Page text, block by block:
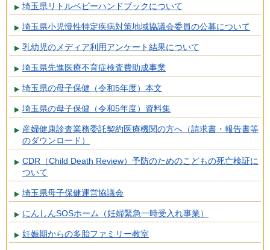
埼玉県リトルベビーハンドブックについて
埼玉県小児慢性特定疾病対策地域協議会委員の公募について
乳幼児のメディア利用アンケート結果について
埼玉県先進医療不育症検査費助成事業
埼玉県の母子保健（令和5年度）本文
埼玉県の母子保健（令和5年度）資料集
産婦健康診査業務委託契約医療機関の方へ（請求書・報告書等
のダウンロード）
CDR（Child Death Review）予防のためのこどもの死亡検証に
ついて
埼玉県母子保健運営協議会
にんしんSOSホーム（妊婦緊急一時受入れ事業）
妊娠期からの多胎ファミリー教室